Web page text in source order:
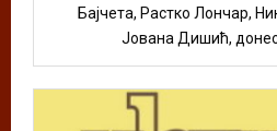
Бајчета, Растко Лончар,
Јована Дишић, донео